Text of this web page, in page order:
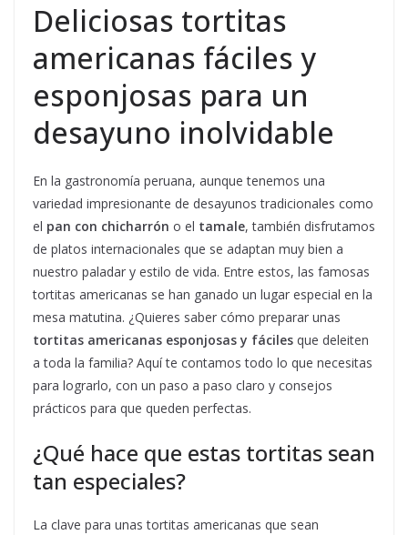
Deliciosas tortitas
americanas fáciles y
esponjosas para un
desayuno inolvidable
En la gastronomía peruana, aunque tenemos una
variedad impresionante de desayunos tradicionales como
el pan con chicharrón o el tamale, también disfrutamos
de platos internacionales que se adaptan muy bien a
nuestro paladar y estilo de vida. Entre estos, las famosas
tortitas americanas se han ganado un lugar especial en la
mesa matutina. ¿Quieres saber cómo preparar unas
tortitas americanas esponjosas y fáciles que deleiten
a toda la familia? Aquí te contamos todo lo que necesitas
para lograrlo, con un paso a paso claro y consejos
prácticos para que queden perfectas.
¿Qué hace que estas tortitas sean
tan especiales?
La clave para unas tortitas americanas que sean